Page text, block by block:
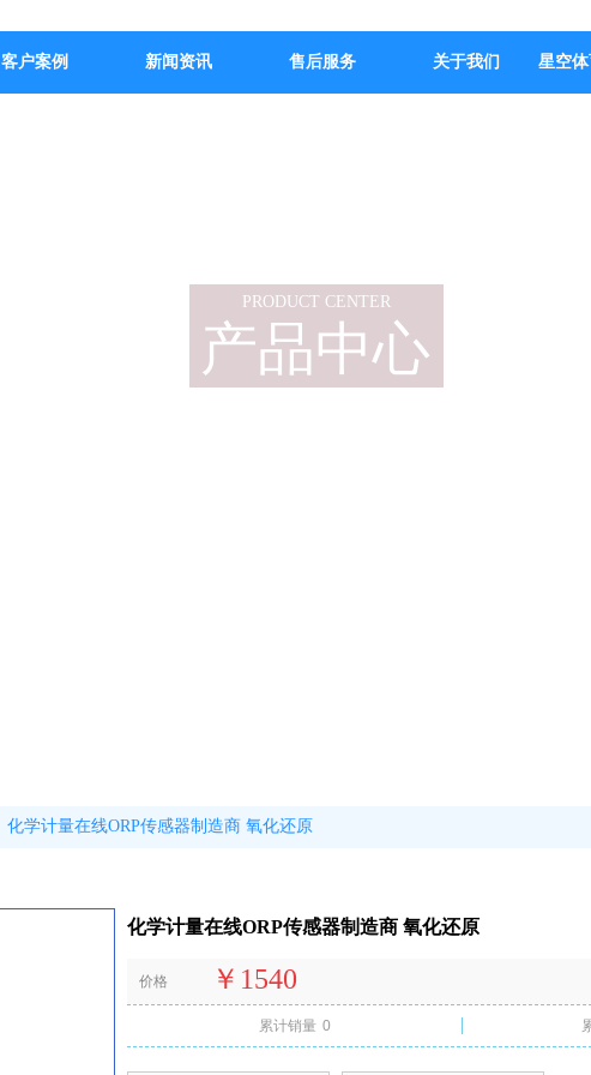
客户案例 新闻资讯 售后服务 关于我们 星空体
产品中心
PRODUCT CENTER
化学计量在线ORP传感器制造商 氧化还原
化学计量在线ORP传感器制造商 氧化还原
价格 ￥1540
累计销量 0